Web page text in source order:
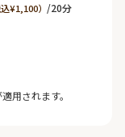
込¥1,100） /20分
用されます。